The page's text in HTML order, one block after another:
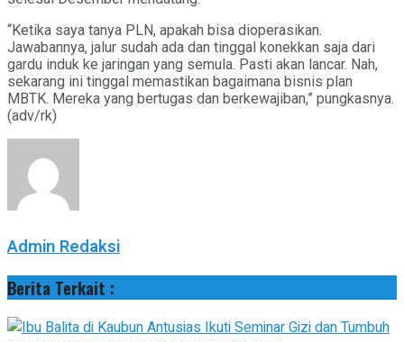
“Ketika saya tanya PLN, apakah bisa dioperasikan.
Jawabannya, jalur sudah ada dan tinggal konekkan saja dari
gardu induk ke jaringan yang semula. Pasti akan lancar. Nah,
sekarang ini tinggal memastikan bagaimana bisnis plan
MBTK. Mereka yang bertugas dan berkewajiban,” pungkasnya.
(adv/rk)
Admin Redaksi
Berita Terkait :